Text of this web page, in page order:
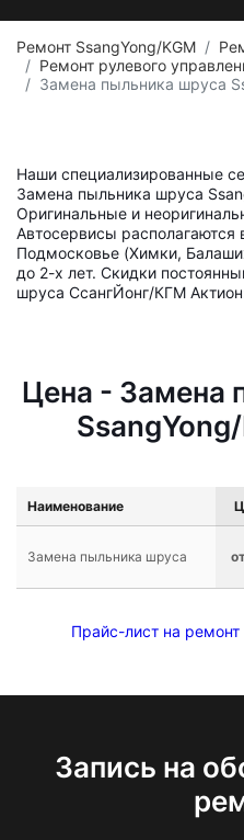
Ремонт SsangYong/KGM
Ремонт рулевого
Замена пыльника шруса
Наши специализированные
Замена пыльника шруса
Оригинальные и
Автосервисы
Подмосковье (Химки,
до 2-х лет. Скидки
шруса СсангЙонг/КГМ
Цена - Замена
Наименование
Замена пыльника шруса
Прайс-лист на
Запись на